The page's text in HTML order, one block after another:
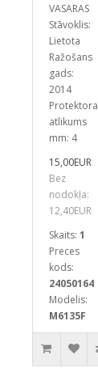
VASARAS
Stāvoklis:
Lietota
Ražošans
gads:
2014
Protektora
atlikums
mm: 4
15,00EUR
Bez
nodokļa:
12,40EUR
Skaits: 1
Preces
kods:
24050164
Modelis:
M6135F